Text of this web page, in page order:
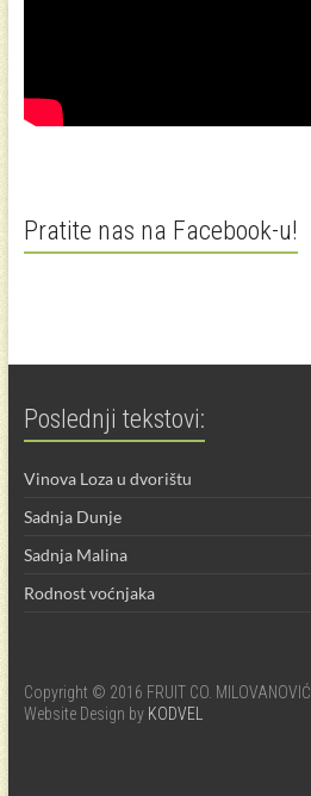
Pratite nas na Facebook-u!
Poslednji tekstovi:
Vinova Loza u dvorištu
Sadnja Dunje
Sadnja Malina
Rodnost voćnjaka
Copyright © 2016 FRUIT CO. MILOVANOVIĆ
Website Design by KODVEL